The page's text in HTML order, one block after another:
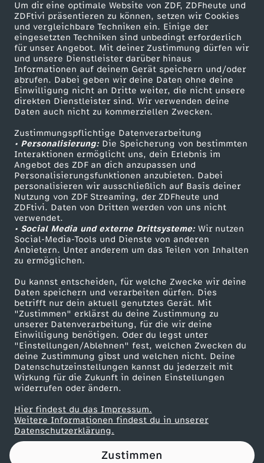
Um dir eine optimale Website von ZDF, ZDFheute und
ZDFtivi präsentieren zu können, setzen wir Cookies
und vergleichbare Techniken ein. Einige der
eingesetzten Techniken sind unbedingt erforderlich
für unser Angebot. Mit deiner Zustimmung dürfen wir
und unsere Dienstleister darüber hinaus
Informationen auf deinem Gerät speichern und/oder
abrufen. Dabei geben wir deine Daten ohne deine
Einwilligung nicht an Dritte weiter, die nicht unsere
direkten Dienstleister sind. Wir verwenden deine
Daten auch nicht zu kommerziellen Zwecken.
Zustimmungspflichtige Datenverarbeitung
• Personalisierung:Die Speicherung von bestimmten
Interaktionen ermöglicht uns, dein Erlebnis im
Angebot des ZDF an dich anzupassen und
Personalisierungsfunktionen anzubieten. Dabei
personalisieren wir ausschließlich auf Basis deiner
Nutzung von ZDF Streaming, der ZDFheute und
ZDFtivi. Daten von Dritten werden von uns nicht
verwendet.
• Social Media und externe Drittsysteme:Wir nutzen
Social-Media-Tools und Dienste von anderen
Anbietern. Unter anderem um das Teilen von Inhalten
zu ermöglichen.
Du kannst entscheiden, für welche Zwecke wir deine
Daten speichern und verarbeiten dürfen. Dies
betrifft nur dein aktuell genutztes Gerät. Mit
"Zustimmen" erklärst du deine Zustimmung zu
unserer Datenverarbeitung, für die wir deine
Einwilligung benötigen. Oder du legst unter
"Einstellungen/Ablehnen" fest, welchen Zwecken du
deine Zustimmung gibst und welchen nicht. Deine
Datenschutzeinstellungen kannst du jederzeit mit
Wirkung für die Zukunft in deinen Einstellungen
widerrufen oder ändern.
Hier findest du das Impressum.
Weitere Informationen findest du in unserer
Datenschutzerklärung.
Zustimmen
A
c
t
i
o
n
i
m
F
i
l
m
?
Mehr ZDF
ZDF-Apps
Smart TV
ZDFtext
Livestreams
Sendungen A-Z
TV-Programm
Service
ZDFmitreden
Kontakt zum ZDF
Tickets
Zuschauerservice
Hilfe
ZDF Unternehmen
Karriere
ZDF goes Schule
Werbefernsehen
Mainzelmännchen
Partner